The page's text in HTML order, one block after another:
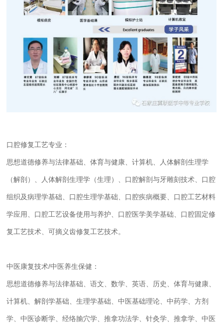
口腔修复工艺专业：
思想道德修养与法律基础、体育与健康、计算机、人体解剖生理学
（解剖）、人体解剖生理学（生理）、口腔解剖与牙雕刻技术、口腔
组织及病理学基础、口腔生理学基础、口腔疾病概要、口腔工艺材料
学应用、口腔工艺设备使用与养护、口腔医学美学基础、口腔固定修
复工艺技术、可摘义齿修复工艺技术。
中医康复技术/中医养生保健：
思想道德修养与法律基础、语文、数学、英语、历史、体育与健康、
计算机、解剖学基础、生理学基础、中医基础理论、中药学、方剂
学、中医诊断学、经络腧穴学、推拿功法学、针灸学、推拿学、中医